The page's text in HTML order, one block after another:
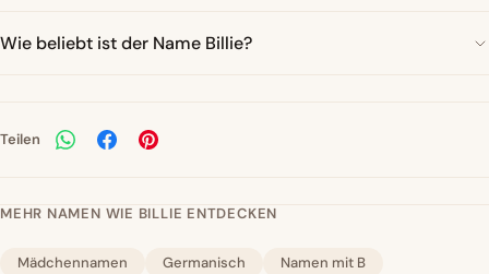
Wie beliebt ist der Name Billie?
Teilen
MEHR NAMEN WIE BILLIE ENTDECKEN
Mädchennamen Germanisch
Namen mit B